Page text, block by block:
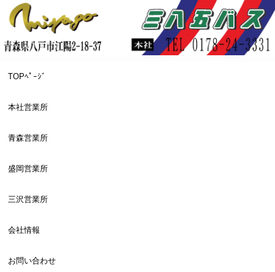
TOPﾍﾟｰｼﾞ
本社営業所
青森営業所
盛岡営業所
三沢営業所
会社情報
お問い合わせ